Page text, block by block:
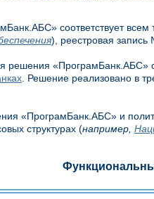
соответствует
), реестровая
решения «ПрограмБанк.АБС»
. Решение реализовано в
«ПрограмБанк.АБС» и
структурах (например,